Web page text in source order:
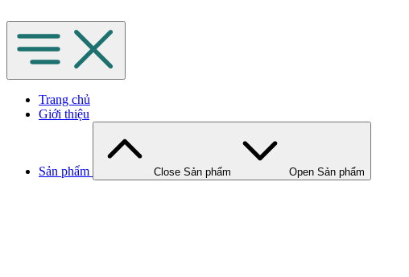
đến
nội
dung
Trang chủ
Giới thiệu
Sản phẩm Close Sản phẩm Open Sản phẩm